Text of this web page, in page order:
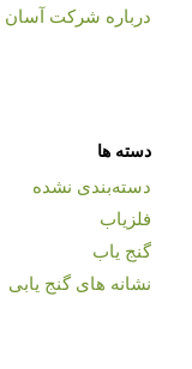
درباره شرکت آسان
دسته ها
دسته‌بندی نشده
فلزیاب
گنج یاب
نشانه های گنج یابی